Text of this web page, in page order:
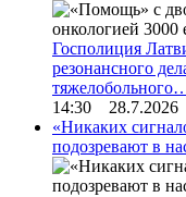
Госполиция
резонансного
14:30 28.7.2026
«Никаких
подозревают в